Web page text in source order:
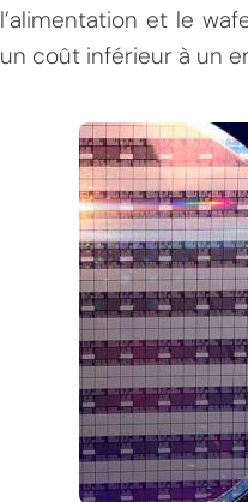
l’alimentation et le
un coût inférieur à un